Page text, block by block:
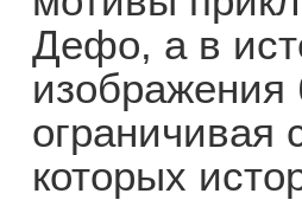
Дефо, а в
ограничивая
которых